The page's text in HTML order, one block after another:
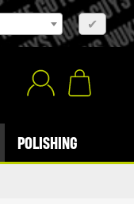
✔
POLISHING